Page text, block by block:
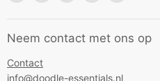
FacebookInstagram
TikTokYouTube
Neem contact met ons op
Contact
info@doodle-essentials.nl